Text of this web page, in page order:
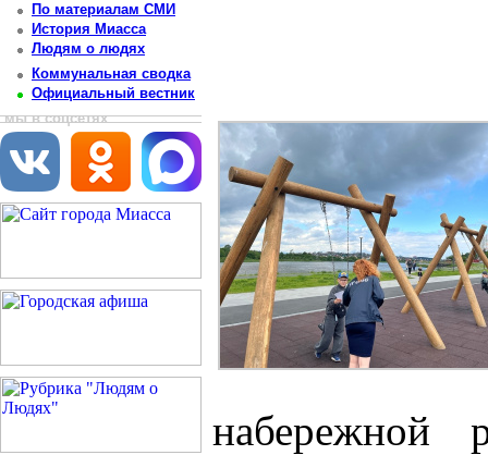
По материалам СМИ
История Миасса
Людям о людях
Коммунальная сводка
Официальный вестник
мы в соцсетях
набережной